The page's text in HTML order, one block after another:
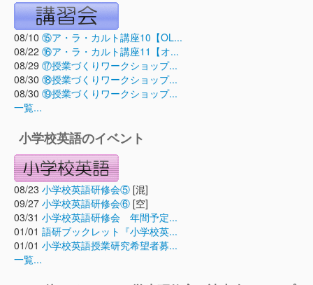
08/10 ⑮ア・ラ・カルト講座10【OL...
08/22 ⑯ア・ラ・カルト講座11【オ...
08/29 ⑰授業づくりワークショップ...
08/30 ⑱授業づくりワークショップ...
08/30 ⑲授業づくりワークショップ...
一覧...
小学校英語のイベント
08/23 小学校英語研修会⑤ [混]
09/27 小学校英語研修会⑥ [空]
03/31 小学校英語研修会 年間予定...
01/01 語研ブックレット『小学校英...
01/01 小学校英語授業研究希望者募...
一覧...